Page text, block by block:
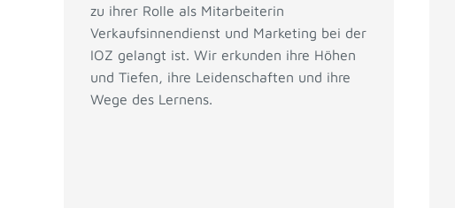
zu ihrer Rolle als Mitarbeiterin
Verkaufsinnendienst und Marketing bei der
IOZ gelangt ist. Wir erkunden ihre Höhen
und Tiefen, ihre Leidenschaften und ihre
Wege des Lernens.